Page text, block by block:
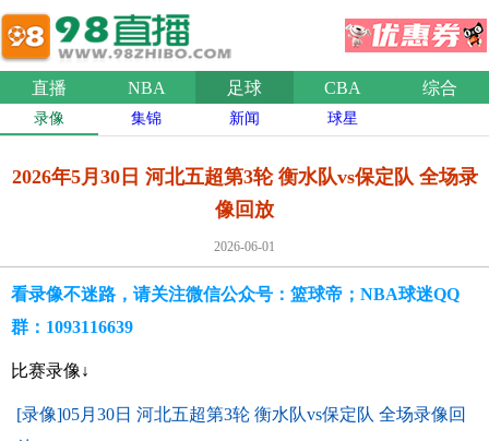
直播 NBA 足球 CBA 综合
录像 集锦 新闻 球星
2026年5月30日 河北五超第3轮 衡水队vs保定队 全场录
像回放
2026-06-01
看录像不迷路，请关注微信公众号：篮球帝；NBA球迷QQ
群：1093116639
比赛录像↓
[录像]05月30日 河北五超第3轮 衡水队vs保定队 全场录像回